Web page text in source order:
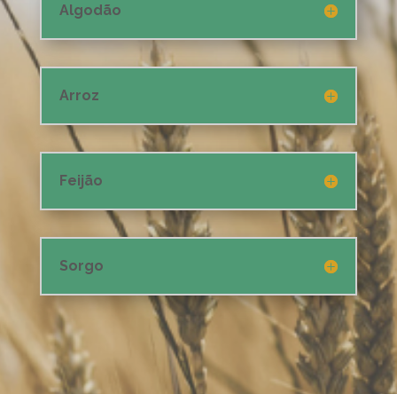
Algodão
Arroz
Feijão
Sorgo